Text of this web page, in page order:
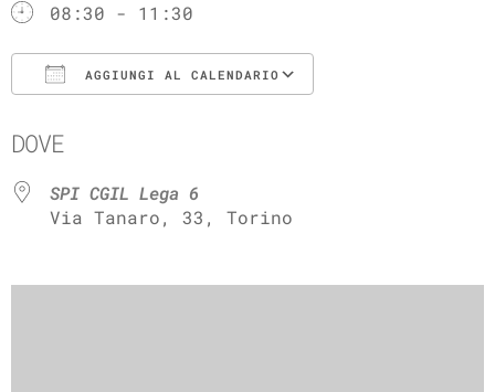
08:30 - 11:30
AGGIUNGI AL CALENDARIO
DOVE
SPI CGIL Lega 6
Via Tanaro, 33, Torino